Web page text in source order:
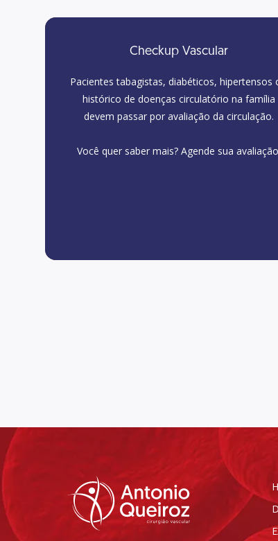
Checkup Vascular
Pacientes tabagistas, diabéticos, hipertensos
histórico de doenças circulatório na família
devem passar por avaliação da circulação.
Você quer saber mais? Agende sua